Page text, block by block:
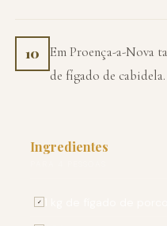
10
Em Proença-a-Nova
de fígado de cabidela.
Ingredientes
✓